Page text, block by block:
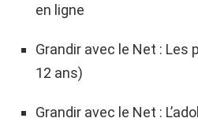
en ligne
Grandir avec le Net : Les
12 ans)
Grandir avec le Net :